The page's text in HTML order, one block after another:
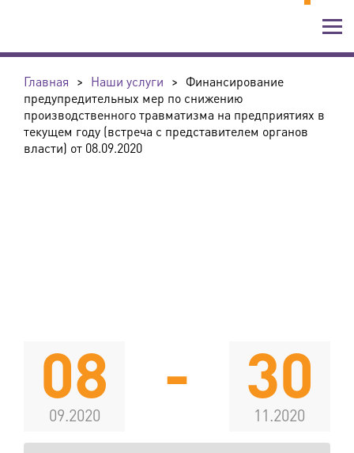
Главная > Наши услуги > Финансирование
предупредительных мер по снижению
производственного травматизма на предприятиях в
текущем году (встреча с представителем органов
власти) от 08.09.2020
08
09.2020
- 30
11.2020